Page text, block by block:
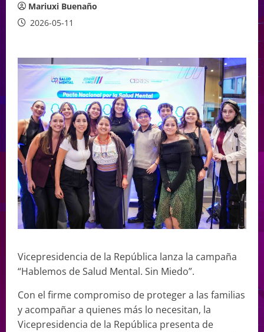
Mariuxi Buenaño
2026-05-11
Vicepresidencia de la República lanza la campaña
“Hablemos de Salud Mental. Sin Miedo”.
Con el firme compromiso de proteger a las familias
y acompañar a quienes más lo necesitan, la
Vicepresidencia de la República presenta de